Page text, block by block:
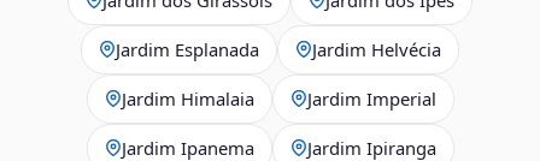
Jardim Esplanada Jardim Helvécia
Jardim Himalaia Jardim Imperial
Jardim Ipanema Jardim Ipiranga